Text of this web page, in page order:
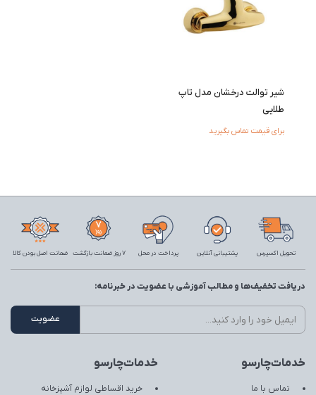
شیر توالت درخشان مدل تاپ
طلایی
برای قیمت تماس بگیرید
تحویل اکسپرس پشتیبانی آنلاین پرداخت در محل 7 روز ضمانت بازگشت ضمانت اصل بودن کالا
خدمات‌چارسو
تماس با ما
خدمات‌چارسو
خرید اقساطی لوازم آشپزخانه
دریافت تخفیف‌ها و مطالب آموزشی با عضویت در خبرنامه: